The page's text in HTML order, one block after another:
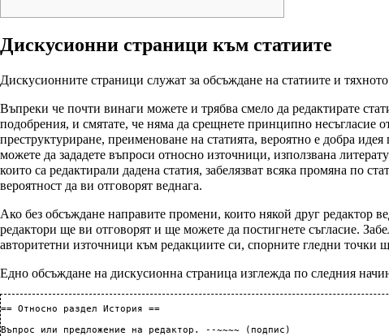
Дискусионни страници към статиите
Дискусионните страници служат за обсъждане на статиите и
Въпреки че почти винаги можете и трябва смело да редактирате
подобрения, и смятате, че няма да срещнете принципно несъгласие
преструктуриране, преименоване на статията, вероятно е добра
можете да зададете въпроси относно източници, използвана
които са редактирали дадена статия, забелязват всяка промяна по
вероятност да ви отговорят веднага.
Ако без обсъждане направите промени, които някой друг редактор
редактори ще ви отговорят и ще можете да постигнете съгласие.
авторитетни източници към редакциите си, спорните гледни точки
Едно обсъждане на дискусионна страница изглежда по следния
== Относно раздел История ==
Въпрос или предложение на редактор. --~~~~ (подпис)